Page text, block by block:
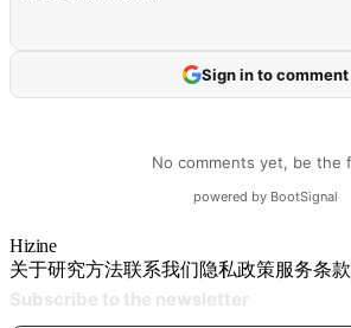
Hizine
关于研究方法联系我们隐私政策服务条款